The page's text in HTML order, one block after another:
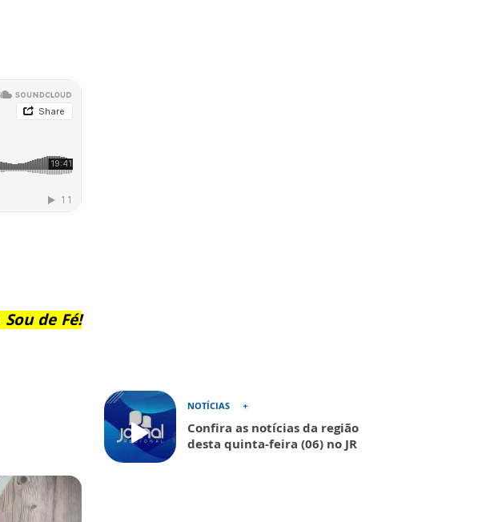
Sou de Fé!
NOTÍCIAS
Confira as notícias da região
desta quinta-feira (06) no JR